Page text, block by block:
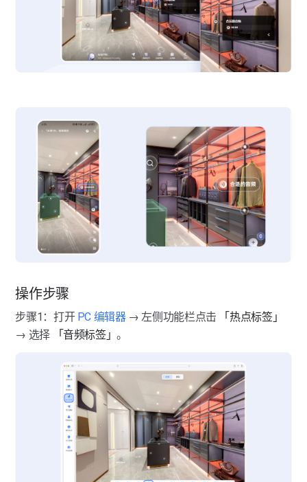
热点标签-标尺标签
导览讲解-讲解
图像美化-图像滤镜
图像美化-图像替换
图像美化-去除设备
模型标注-模型美化
模型标注-物体标注
点位管理-点位联通与隐藏
空间快照
空间快照
空间互动
空间互动
点位调整
操作步骤
步骤1：打开 PC 编辑器 → 左侧功能栏点击
「热点标签」
→ 选择
「音频标签」。